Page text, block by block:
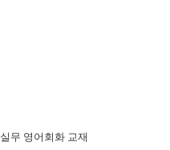
무 영어회화 교재